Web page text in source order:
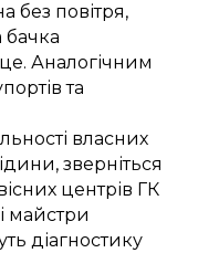
без повітря,
Аналогічним
та
власних
зверніться
центрів ГК
майстри
діагностику